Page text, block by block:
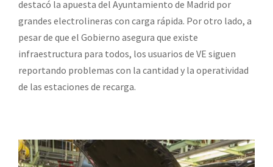
destacó la apuesta del Ayuntamiento de Madrid por
grandes electrolineras con carga rápida. Por otro lado, a
pesar de que el Gobierno asegura que existe
infraestructura para todos, los usuarios de VE siguen
reportando problemas con la cantidad y la operatividad
de las estaciones de recarga.